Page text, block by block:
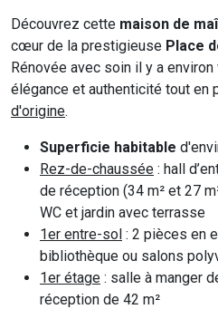
Découvrez cette maison de
cœur de la prestigieuse Place
Rénovée avec soin il y a
élégance et authenticité tout en
d'origine.
Superficie habitable
Rez-de-chaussée : hall
de réception (34 m² et 27
WC et jardin avec terrasse
1er entre-sol : 2 pièces en
bibliothèque ou salons
1er étage : salle à manger
réception de 42 m²